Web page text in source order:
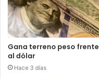
Gana terreno peso frente
al dólar
Hace 3 días